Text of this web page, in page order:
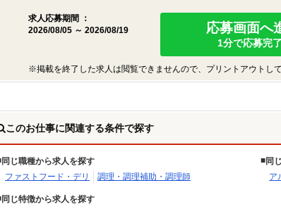
求人応募期間 ：
2026/08/05 ～ 2026/08/19
応募画面へ
1分で応募完
※掲載を終了した求人は閲覧できませんので、プリントアウトし
このお仕事に関連する条件で探す
同じ職種から求人を探す
ファストフード・デリ
調理・調理補助・調理師
同
ア
同じ特徴から求人を探す